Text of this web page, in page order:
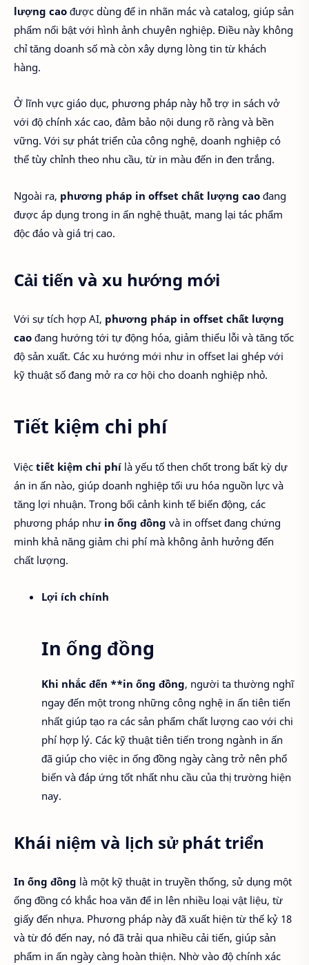
lượng cao được dùng để in nhãn mác và catalog, giúp sản
phẩm nổi bật với hình ảnh chuyên nghiệp. Điều này không
chỉ tăng doanh số mà còn xây dựng lòng tin từ khách
hàng.
Ở lĩnh vực giáo dục, phương pháp này hỗ trợ in sách vở
với độ chính xác cao, đảm bảo nội dung rõ ràng và bền
vững. Với sự phát triển của công nghệ, doanh nghiệp có
thể tùy chỉnh theo nhu cầu, từ in màu đến in đen trắng.
Ngoài ra, phương pháp in offset chất lượng cao đang
được áp dụng trong in ấn nghệ thuật, mang lại tác phẩm
độc đáo và giá trị cao.
Cải tiến và xu hướng mới
Với sự tích hợp AI, phương pháp in offset chất lượng
cao đang hướng tới tự động hóa, giảm thiểu lỗi và tăng tốc
độ sản xuất. Các xu hướng mới như in offset lai ghép với
kỹ thuật số đang mở ra cơ hội cho doanh nghiệp nhỏ.
Tiết kiệm chi phí
Việc tiết kiệm chi phí là yếu tố then chốt trong bất kỳ dự
án in ấn nào, giúp doanh nghiệp tối ưu hóa nguồn lực và
tăng lợi nhuận. Trong bối cảnh kinh tế biến động, các
phương pháp như in ống đồng và in offset đang chứng
minh khả năng giảm chi phí mà không ảnh hưởng đến
chất lượng.
Lợi ích chính
In ống đồng
Khi nhắc đến **in ống đồng, người ta thường nghĩ
ngay đến một trong những công nghệ in ấn tiên tiến
nhất giúp tạo ra các sản phẩm chất lượng cao với chi
phí hợp lý. Các kỹ thuật tiên tiến trong ngành in ấn
đã giúp cho việc in ống đồng ngày càng trở nên phổ
biến và đáp ứng tốt nhất nhu cầu của thị trường hiện
nay.
Khái niệm và lịch sử phát triển
In ống đồng là một kỹ thuật in truyền thống, sử dụng một
ống đồng có khắc hoa văn để in lên nhiều loại vật liệu, từ
giấy đến nhựa. Phương pháp này đã xuất hiện từ thế kỷ 18
và từ đó đến nay, nó đã trải qua nhiều cải tiến, giúp sản
phẩm in ấn ngày càng hoàn thiện. Nhờ vào độ chính xác